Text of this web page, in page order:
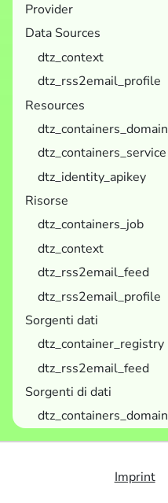
Provider
Data Sources
dtz_context
dtz_rss2email_profile
Resources
dtz_containers_domain
dtz_containers_service
dtz_identity_apikey
Risorse
dtz_containers_job
dtz_context
dtz_rss2email_feed
dtz_rss2email_profile
Sorgenti dati
dtz_container_registry
dtz_rss2email_feed
Sorgenti di dati
dtz_containers_domain
Imprint